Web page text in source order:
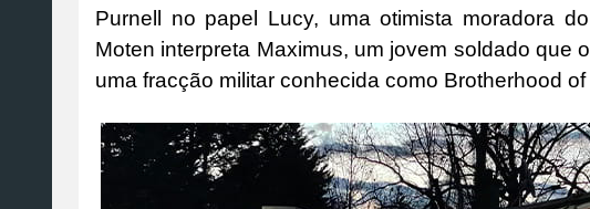
Purnell no papel Lucy, uma otimista moradora
Moten interpreta Maximus, um jovem soldado que
uma fracção militar conhecida como Brotherhood of